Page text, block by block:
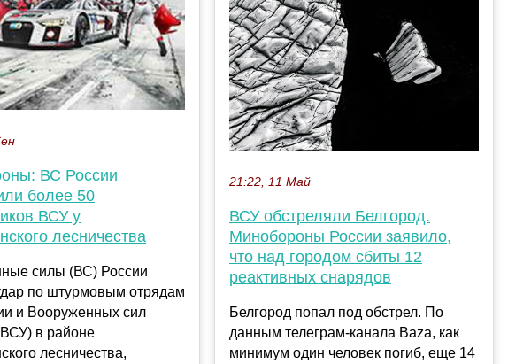
ВС России
более 50
ВСУ у
лесничества
силы (ВС) России
по штурмовым отрядам
и Вооруженных сил
в районе
лесничества,
21:22, 11 Май
ВСУ обстреляли Белгород.
Минобороны России заявило,
что над городом сбиты 12
реактивных снарядов
Белгород попал под обстрел. По
данным телеграм-канала Baza, как
минимум один человек погиб, еще 14